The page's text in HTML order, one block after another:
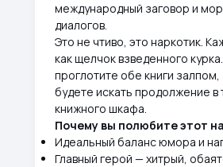
международный заговор и
диалогов.
Это не чтиво, это наркотик.
как щелчок взведенного
проглотите обе книги
будете искать продолжение в
книжного шкафа.
Почему вы полюбите этот
Идеальный баланс юмора и
Главный герой — хитрый,